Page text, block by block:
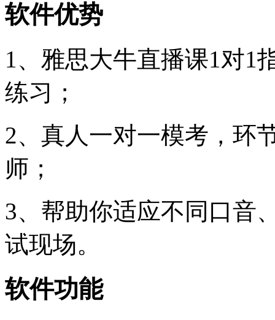
软件优势
1、雅思大牛直播课1对1
练习；
2、真人一对一模考，环
师；
3、帮助你适应不同口音
试现场。
软件功能